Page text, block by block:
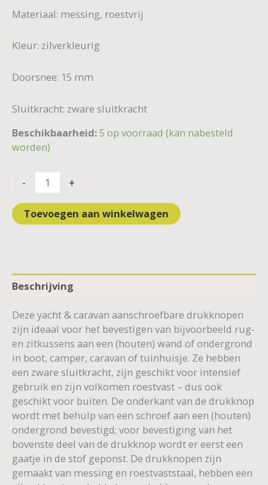
Materiaal: messing, roestvrij
Kleur: zilverkleurig
Doorsnee: 15 mm
Sluitkracht: zware sluitkracht
Beschikbaarheid:5 op voorraad (kan nabesteld
worden)
- +
Toevoegen aan winkelwagen
Beschrijving
Deze yacht & caravan aanschroefbare drukknopen
zijn ideaal voor het bevestigen van bijvoorbeeld rug-
en zitkussens aan een (houten) wand of ondergrond
in boot, camper, caravan of tuinhuisje. Ze hebben
een zware sluitkracht, zijn geschikt voor intensief
gebruik en zijn volkomen roestvast – dus ook
geschikt voor buiten. De onderkant van de drukknop
wordt met behulp van een schroef aan een (houten)
ondergrond bevestigd; voor bevestiging van het
bovenste deel van de drukknop wordt er eerst een
gaatje in de stof geponst. De drukknopen zijn
gemaakt van messing en roestvaststaal, hebben een